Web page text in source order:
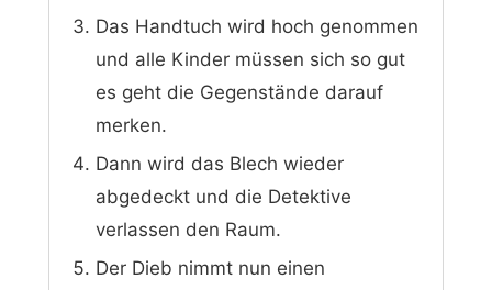
Das Handtuch wird hoch genommen
und alle Kinder müssen sich so gut
es geht die Gegenstände darauf
merken.
Dann wird das Blech wieder
abgedeckt und die Detektive
verlassen den Raum.
Der Dieb nimmt nun einen